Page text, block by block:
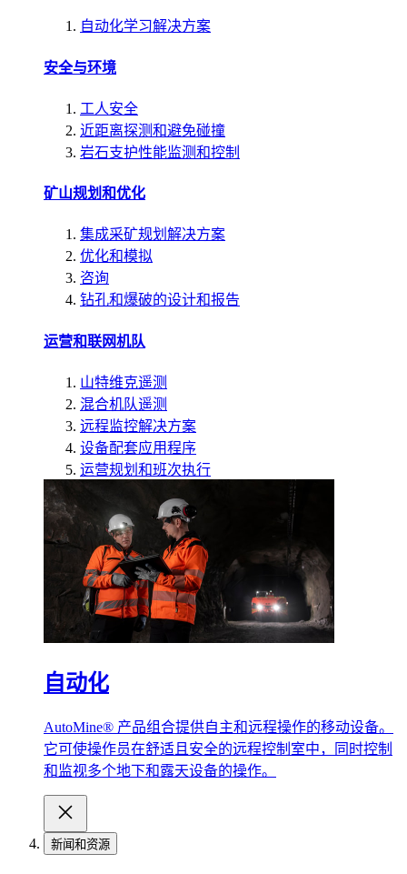
自动化学习解决方案
安全与环境
工人安全
近距离探测和避免碰撞
岩石支护性能监测和控制
矿山规划和优化
集成采矿规划解决方案
优化和模拟
咨询
钻孔和爆破的设计和报告
运营和联网机队
山特维克遥测
混合机队遥测
远程监控解决方案
设备配套应用程序
运营规划和班次执行
自动化
AutoMine® 产品组合提供自主和远程操作的移动设备。
它可使操作员在舒适且安全的远程控制室中，同时控制
和监视多个地下和露天设备的操作。
新闻和资源